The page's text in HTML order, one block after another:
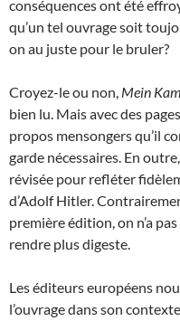
conséquences ont été
qu’un tel ouvrage soit
on au juste pour le bruler?
Croyez-le ou non, Mein
bien lu. Mais avec des
propos mensongers qu’il
garde nécessaires. En
révisée pour refléter
d’Adolf Hitler.
première édition, on n’a
rendre plus digeste.
Les éditeurs européens
l’ouvrage dans son